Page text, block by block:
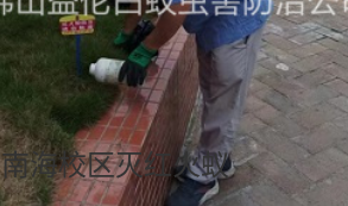
南海校区灭红火蚁